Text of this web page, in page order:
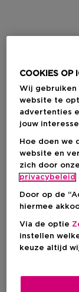
COOKIES OP
Wij gebruiken
website te
advertenties
jouw
Hoe doen we
website en
zich door
privacybeleid
Door op de
hiermee
Via de optie
instellen
keuze altijd